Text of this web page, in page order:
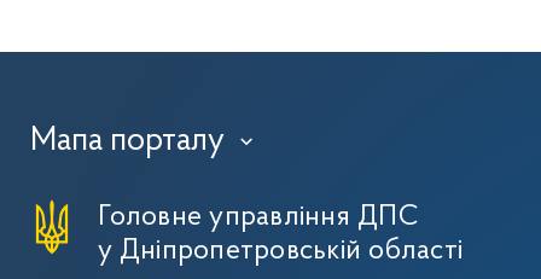
Мапа порталу ›
Головне управління ДПС
у Дніпропетровській області